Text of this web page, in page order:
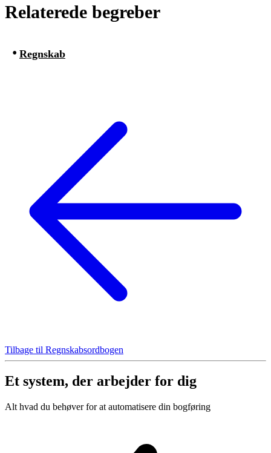
Relaterede begreber
Regnskab
Tilbage til Regnskabsordbogen
Et system, der arbejder for dig
Alt hvad du behøver for at automatisere din bogføring